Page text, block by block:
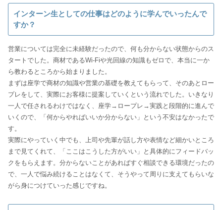
インターン生としての仕事はどのように学んでいったんで
すか？
営業については完全に未経験だったので、何も分からない状態からのス
タートでした。商材であるWi-Fiや光回線の知識もゼロで、本当に一か
ら教わるところから始まりました。
まずは座学で商材の知識や営業の基礎を教えてもらって、そのあとロー
プレをして、実際にお客様に提案していくという流れでした。いきなり
一人で任されるわけではなく、座学→ロープレ→実践と段階的に進んで
いくので、「何からやればいいか分からない」という不安はなかったで
す。
実際にやっていく中でも、上司や先輩が話し方や表情など細かいところ
まで見てくれて、「ここはこうした方がいい」と具体的にフィードバッ
クをもらえます。分からないことがあればすぐ相談できる環境だったの
で、一人で悩み続けることはなくて、そうやって周りに支えてもらいな
がら身につけていった感じですね。